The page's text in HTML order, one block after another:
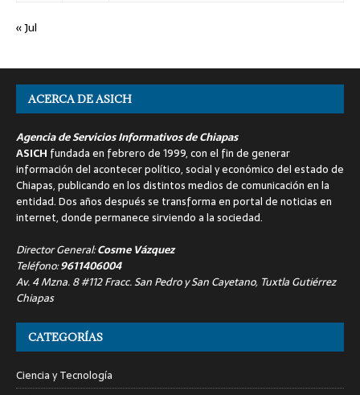
« Jul
ACERCA DE ASICH
Agencia de Servicios Informativos de Chiapas
ASICH fundada en febrero de 1999, con el fin de generar
información del acontecer político, social y económico del estado de
Chiapas, publicando en los distintos medios de comunicación en la
entidad. Dos años después se transforma en portal de noticias en
internet, donde permanece sirviendo a la sociedad.
Director General:Cosme Vázquez
Teléfono:9611406004
Av. 4 Mzna. 8 #112 Fracc. San Pedro y San Cayetano, Tuxtla Gutiérrez
Chiapas
CATEGORÍAS
Ciencia y Tecnología